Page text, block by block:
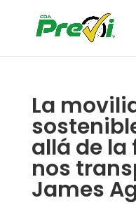
La
allá de la
nos
James